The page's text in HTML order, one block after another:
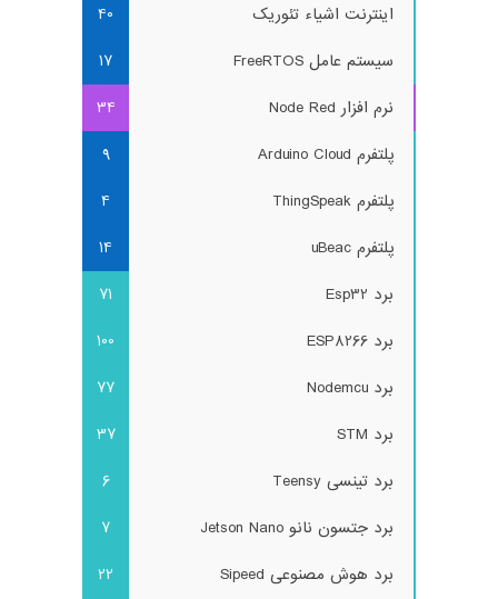
اینترنت اشیاء تئوریک
40
سیستم عامل FreeRTOS
17
نرم افزار Node Red
34
پلتفرم Arduino Cloud
9
پلتفرم ThingSpeak
4
پلتفرم uBeac
14
برد Esp32
71
برد ESP8266
100
برد Nodemcu
77
برد STM
37
برد تینسی Teensy
6
برد جتسون نانو Jetson Nano
7
برد هوش مصنوعی Sipeed
22